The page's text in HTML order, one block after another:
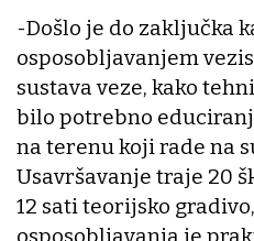
-Došlo je do zaključka
osposobljavanjem
sustava veze, kako
bilo potrebno
na terenu koji rade na
Usavršavanje traje 20
12 sati teorijsko
osposobljavanja je